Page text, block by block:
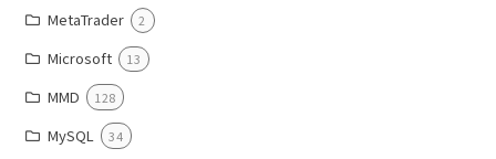
MetaTrader 2
Microsoft 13
MMD 128
MySQL 34